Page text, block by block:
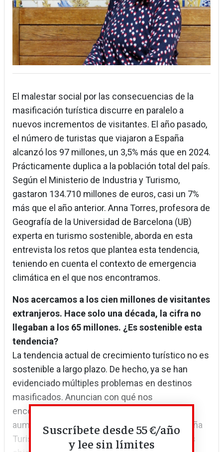
El malestar social por las consecuencias de la
masificación turística discurre en paralelo a
nuevos incrementos de visitantes. El año pasado,
el número de turistas que viajaron a España
alcanzó los 97 millones, un 3,5% más que en 2024.
Prácticamente duplica a la población total del país.
Según el Ministerio de Industria y Turismo,
gastaron 134.710 millones de euros, casi un 7%
más que el año anterior. Anna Torres, profesora de
Geografía de la Universidad de Barcelona (UB)
experta en turismo sostenible, aborda en esta
entrevista los retos que plantea esta tendencia,
teniendo en cuenta el contexto de emergencia
climática en el que nos encontramos.
Nos acercamos a los cien millones de visitantes
extranjeros. Hace solo una década, la cifra no
llegaban a los 65 millones. ¿Es sostenible esta
tendencia?
La tendencia actual de crecimiento turístico no es
sostenible a largo plazo. De hecho, ya se han
evidenciado múltiples problemas en destinos
masificados. Anuncian con qué nos
encontraremos si el turismo continúa
aumentando. Incluso la nueva Estrategia España
Turismo 2030 identifica el problema. Entre sus
Suscríbete desde 55 €/año
y lee sin límites